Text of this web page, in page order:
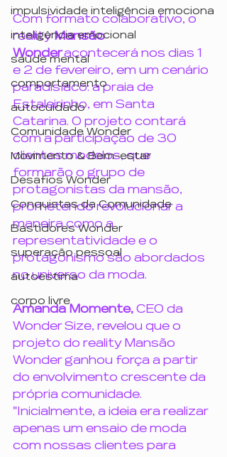
impulsividade inteligência emociona
inteligência emocional
saúde mental
comportamento
autocuidado
Comunidade Wonder
Movimento & Bem-estar
Desafios Wonder
Conquistas da Comunidade
Bastidores Wonder
superação pessoal
autoestima
corpo livre
Com formato colaborativo, o
reality Mansão
Wonder acontecerá nos dias 1
e 2 de fevereiro, em um cenário
paradisíaco: a praia de
Estaleirinho, em Santa
Catarina. O projeto contará
com a participação de 30
clientes modelos, que
formarão o grupo de
protagonistas da mansão,
prometendo revolucionar a
maneira como a
representatividade e o
protagonismo são abordados
no universo da moda.
Amanda Momente, CEO da
Wonder Size, revelou que o
projeto do reality Mansão
Wonder ganhou força a partir
do envolvimento crescente da
própria comunidade.
"Inicialmente, a ideia era realizar
apenas um ensaio de moda
com nossas clientes para